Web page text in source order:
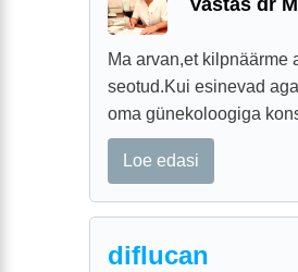
Ma arvan,et kilpnäärme
seotud.Kui esinevad
oma günekoloogiga
Loe edasi
diflucan